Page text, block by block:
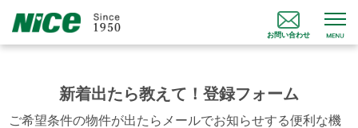
お問い合わせ
新着出たら教えて！登録フォーム
ご希望条件の物件が出たらメールでお知らせする便利な機